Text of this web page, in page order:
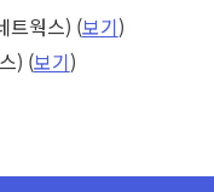
트웍스) (보기)
) (보기)